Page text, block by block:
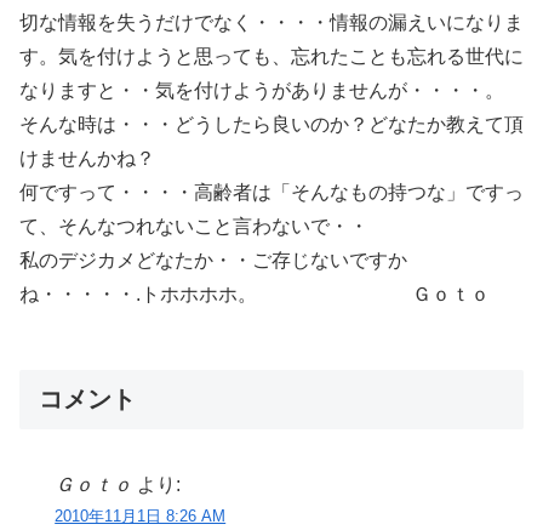
切な情報を失うだけでなく・・・・情報の漏えいになりま
す。気を付けようと思っても、忘れたことも忘れる世代に
なりますと・・気を付けようがありませんが・・・・。
そんな時は・・・どうしたら良いのか？どなたか教えて頂
けませんかね？
何ですって・・・・高齢者は「そんなもの持つな」ですっ
て、そんなつれないこと言わないで・・
私のデジカメどなたか・・ご存じないですか
ね・・・・・.トホホホホ。 Ｇｏｔｏ
コメント
Ｇｏｔｏ より:
2010年11月1日 8:26 AM